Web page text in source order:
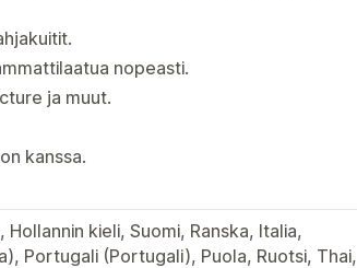
nopeasti.
ja muut.
kanssa.
kieli, Suomi, Ranska, Italia,
Portugali (Portugali), Puola, Ruotsi, Thai,